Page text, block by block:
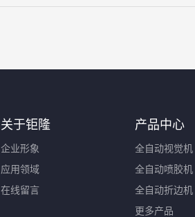
关于钜隆
企业形象
应用领域
在线留言
产品中心
全自动视觉机
全自动喷胶机
全自动折边机
更多产品